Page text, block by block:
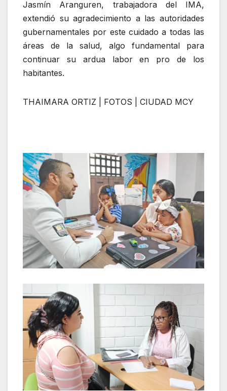
‎Jasmín Aranguren, trabajadora del IMA,
extendió su agradecimiento a las autoridades
gubernamentales por este cuidado a todas las
áreas de la salud, algo fundamental para
continuar su ardua labor en pro de los
habitantes.
‎THAIMARA ORTIZ | FOTOS | CIUDAD MCY